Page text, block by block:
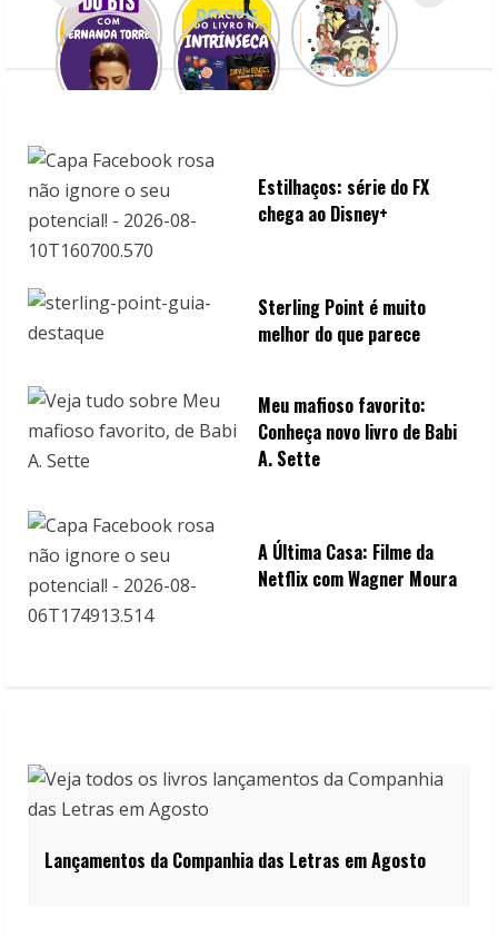
Estilhaços: série do FX
chega ao Disney+
Sterling Point é muito
melhor do que parece
Meu mafioso favorito:
Conheça novo livro de Babi
A. Sette
A Última Casa: Filme da
Netflix com Wagner Moura
Lançamentos da Companhia das Letras em Agosto